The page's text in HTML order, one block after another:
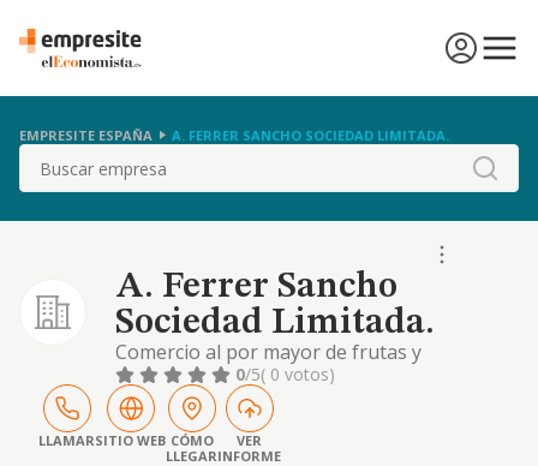
EMPRESITE ESPAÑA A. FERRER SANCHO SOCIEDAD LIMITADA.
Buscar
A. Ferrer Sancho
Sociedad Limitada.
Comercio al por mayor de frutas y
hortalizas.
0/5( 0 votos)
LLAMARSITIO WEB CÓMO
LLEGAR
VER
INFORME